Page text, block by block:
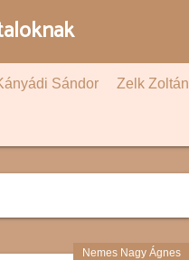
Sándor Zelk Zoltán
Nemes Nagy Ágnes